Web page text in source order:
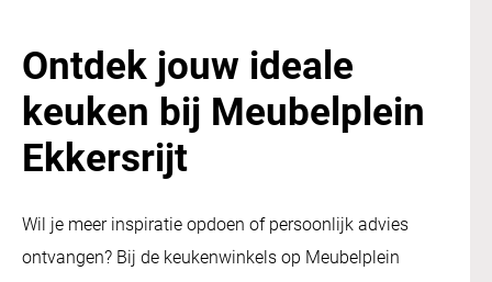
Ontdek jouw ideale
keuken bij Meubelplein
Ekkersrijt
Wil je meer inspiratie opdoen of persoonlijk advies
ontvangen? Bij de keukenwinkels op Meubelplein